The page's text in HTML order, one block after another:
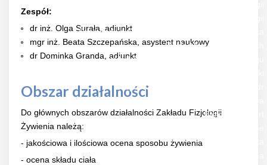
Przychodnia Przyzakładowa i Sportowo-Lekarska
Zakład Nauk Społecznych
Zakład Zarządzania i Organizacji Treningu
Zespół Kształcenia i Doskonalenia Kadr
Biology of Sport
Zespół:
dr inż. Olga Surała, adiunkt
mgr inż. Beata Szczepańska, asystent naukowy
dr Dominka Granda, adiunkt
Obszar działalności
Do głównych obszarów działalności Zakładu Fizjologii
Żywienia należą:
- jakościowa i ilościowa ocena sposobu żywienia
- ocena składu ciała